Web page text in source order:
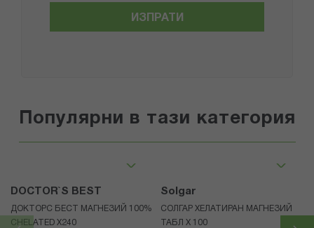
ИЗПРАТИ
Популярни в тази категория
DOCTOR`S BEST
ДОКТОРС БЕСТ МАГНЕЗИЙ 100%
CHELATED Х240
Solgar
СОЛГАР ХЕЛАТИРАН МАГНЕЗИЙ
ТАБЛ Х 100